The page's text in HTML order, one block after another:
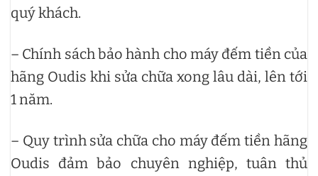
quý khách.
– Chính sách bảo hành cho máy đếm tiền của
hãng Oudis khi sửa chữa xong lâu dài, lên tới
1 năm.
– Quy trình sửa chữa cho máy đếm tiền hãng
Oudis đảm bảo chuyên nghiệp, tuân thủ